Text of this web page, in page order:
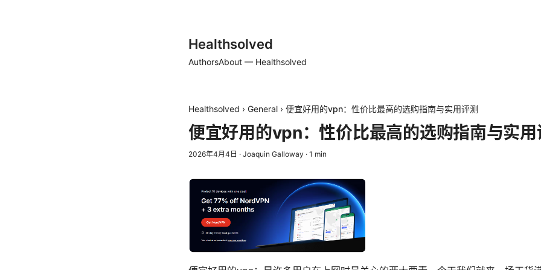
Healthsolved
AuthorsAbout — Healthsolved
Healthsolved › General › 便宜好用的vpn：性价比最高的选购指南与实用评测
便宜好用的vpn：性价比最高的选购指南与实用
2026年4月4日 · Joaquin Galloway · 1 min